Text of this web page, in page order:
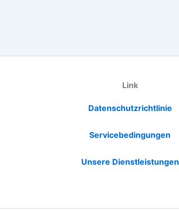
Link
Datenschutzrichtlinie
Servicebedingungen
Unsere Dienstleistungen